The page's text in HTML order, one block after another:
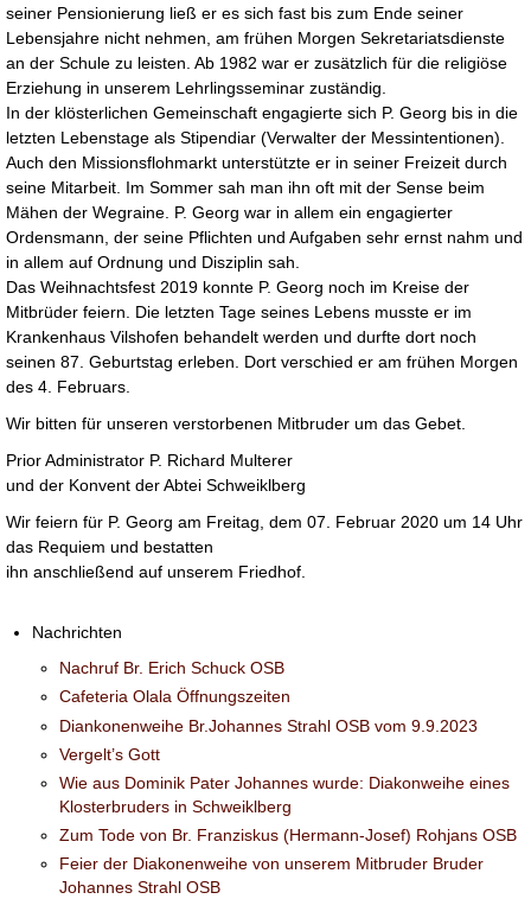
seiner Pensionierung ließ er es sich fast bis zum Ende seiner
Lebensjahre nicht nehmen, am frühen Morgen Sekretariatsdienste
an der Schule zu leisten. Ab 1982 war er zusätzlich für die religiöse
Erziehung in unserem Lehrlingsseminar zuständig.
In der klösterlichen Gemeinschaft engagierte sich P. Georg bis in die
letzten Lebenstage als Stipendiar (Verwalter der Messintentionen).
Auch den Missionsflohmarkt unterstützte er in seiner Freizeit durch
seine Mitarbeit. Im Sommer sah man ihn oft mit der Sense beim
Mähen der Wegraine. P. Georg war in allem ein engagierter
Ordensmann, der seine Pflichten und Aufgaben sehr ernst nahm und
in allem auf Ordnung und Disziplin sah.
Das Weihnachtsfest 2019 konnte P. Georg noch im Kreise der
Mitbrüder feiern. Die letzten Tage seines Lebens musste er im
Krankenhaus Vilshofen behandelt werden und durfte dort noch
seinen 87. Geburtstag erleben. Dort verschied er am frühen Morgen
des 4. Februars.
Wir bitten für unseren verstorbenen Mitbruder um das Gebet.
Prior Administrator P. Richard Multerer
und der Konvent der Abtei Schweiklberg
Wir feiern für P. Georg am Freitag, dem 07. Februar 2020 um 14 Uhr
das Requiem und bestatten
ihn anschließend auf unserem Friedhof.
Nachrichten
Nachruf Br. Erich Schuck OSB
Cafeteria Olala Öffnungszeiten
Diankonenweihe Br.Johannes Strahl OSB vom 9.9.2023
Vergelt’s Gott
Wie aus Dominik Pater Johannes wurde: Diakonweihe eines
Klosterbruders in Schweiklberg
Zum Tode von Br. Franziskus (Hermann-Josef) Rohjans OSB
Feier der Diakonenweihe von unserem Mitbruder Bruder
Johannes Strahl OSB